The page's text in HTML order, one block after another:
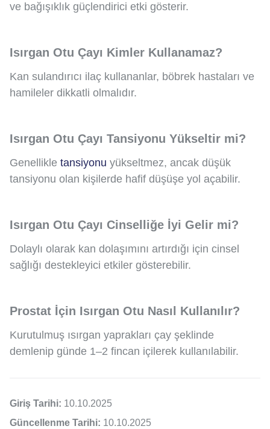
ve bağışıklık güçlendirici etki gösterir.
Isırgan Otu Çayı Kimler Kullanamaz?
Kan sulandırıcı ilaç kullananlar, böbrek hastaları ve
hamileler dikkatli olmalıdır.
Isırgan Otu Çayı Tansiyonu Yükseltir mi?
Genellikle tansiyonu yükseltmez, ancak düşük
tansiyonu olan kişilerde hafif düşüşe yol açabilir.
Isırgan Otu Çayı Cinselliğe İyi Gelir mi?
Dolaylı olarak kan dolaşımını artırdığı için cinsel
sağlığı destekleyici etkiler gösterebilir.
Prostat İçin Isırgan Otu Nasıl Kullanılır?
Kurutulmuş ısırgan yaprakları çay şeklinde
demlenip günde 1–2 fincan içilerek kullanılabilir.
Giriş Tarihi: 10.10.2025
Güncellenme Tarihi: 10.10.2025